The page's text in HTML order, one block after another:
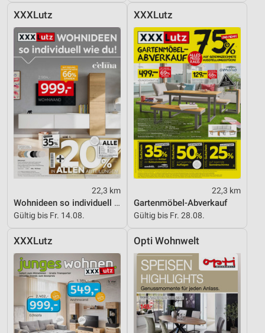
XXXLutz
22,3 km
Wohnideen so individuell wie du!
Gültig bis Fr. 14.08.
XXXLutz
22,3 km
Gartenmöbel-Abverkauf
Gültig bis Fr. 28.08.
XXXLutz Opti Wohnwelt